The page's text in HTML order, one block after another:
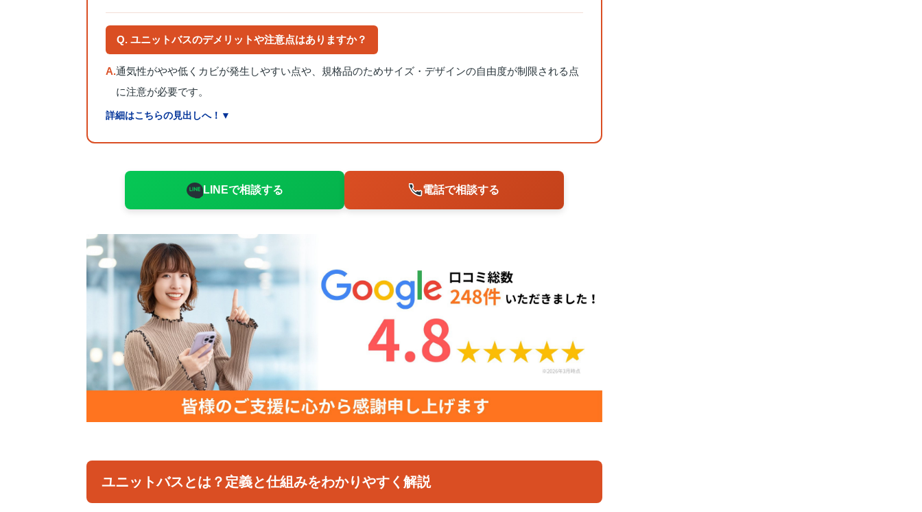
Q. ユニットバスのデメリットや注意点はありますか？
A.通気性がやや低くカビが発生しやすい点や、規格品のためサイズ・デザインの自由度が制限される点
に注意が必要です。
詳細はこちらの見出しへ！▼
LINEで相談する 電話で相談する
ユニットバスとは？定義と仕組みをわかりやすく解説